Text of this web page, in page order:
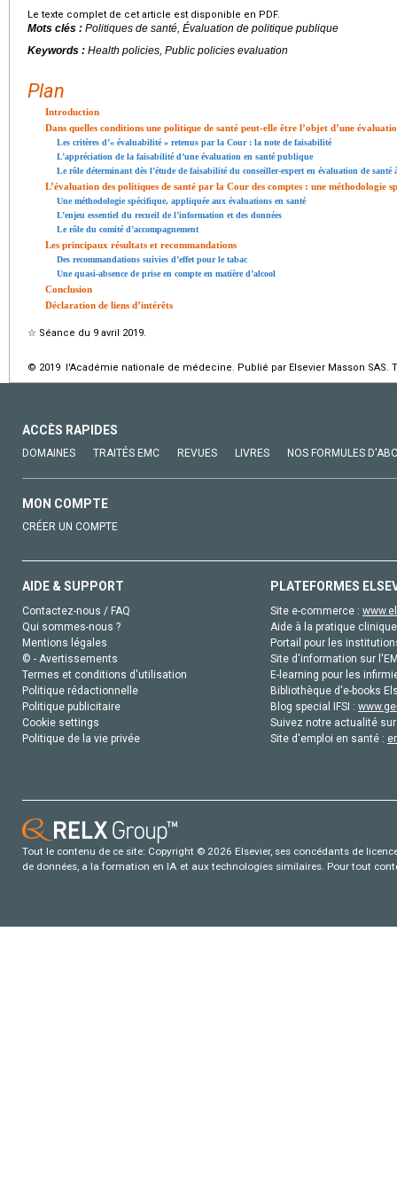
Le texte complet de cet article est disponible en PDF.
Mots clés : Politiques de santé, Évaluation de politique publique
Keywords : Health policies, Public policies evaluation
Plan
Introduction
Dans quelles conditions une politique de santé peut-elle être l’objet d’une
Les critères d’« évaluabilité » retenus par la Cour : la note de faisabilité
L’appréciation de la faisabilité d’une évaluation en santé publique
Le rôle déterminant dès l’étude de faisabilité du conseiller-expert en évaluation de santé
L’évaluation des politiques de santé par la Cour des comptes : une méthodologie
Une méthodologie spécifique, appliquée aux évaluations en santé
L’enjeu essentiel du recueil de l’information et des données
Le rôle du comité d’accompagnement
Les principaux résultats et recommandations
Des recommandations suivies d’effet pour le tabac
Une quasi-absence de prise en compte en matière d’alcool
Conclusion
Déclaration de liens d’intérêts
☆ Séance du 9 avril 2019.
© 2019 l'Académie nationale de médecine. Publié par Elsevier Masson SAS.
ACCÈS RAPIDES
DOMAINES TRAITÉS EMC REVUES LIVRES NOS FORMULES
MON COMPTE
CRÉER UN COMPTE
AIDE & SUPPORT
Contactez-nous / FAQ
Qui sommes-nous ?
Mentions légales
© - Avertissements
Termes et conditions d'utilisation
Politique rédactionnelle
Politique publicitaire
Cookie settings
Politique de la vie privée
PLATEFORMES
Site e-commerce :
Aide à la pratique
Portail pour les
Site d'information sur
E-learning pour les
Bibliothèque d'e-books
Blog special IFSI :
Suivez notre actualité
Site d'emploi en santé :
Tout le contenu de ce site: Copyright © 2026 Elsevier, ses concédants de
de données, a la formation en IA et aux technologies similaires. Pour tout